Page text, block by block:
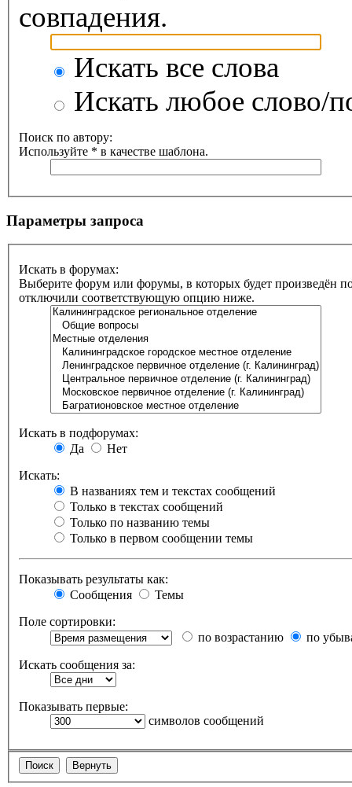
совпадения.
Искать все слова
Искать любое слово/
Поиск по автору:
Используйте * в качестве шаблона.
Параметры запроса
Искать в форумах:
Выберите форум или форумы, в которых будет произведён
отключили соответствующую опцию ниже.
Искать в подфорумах:
Да
Нет
Искать:
В названиях тем и текстах сообщений
Только в текстах сообщений
Только по названию темы
Только в первом сообщении темы
Показывать результаты как:
Сообщения
Темы
Поле сортировки:
по возрастанию
по
Искать сообщения за:
Показывать первые:
символов сообщений